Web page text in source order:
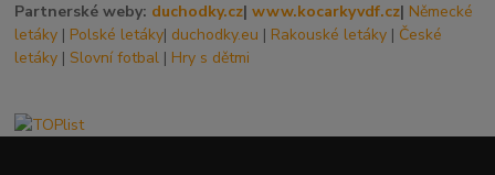
Partnerské weby: duchodky.cz|www.kocarkyvdf.cz| Německé
letáky | Polské letáky| duchodky.eu | Rakouské letáky | České
letáky | Slovní fotbal | Hry s dětmi